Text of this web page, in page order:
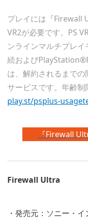
プレイには『Firewall
VR2が必要です。PS
ンラインマルチプレ
続および
は、解約されるまで
サービスです。年齢制
play.st/psplus-
『Firewall
Firewall Ultra
・発売元：ソニー・